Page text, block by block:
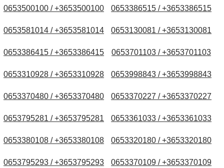
0653500100 / +3653500100 0653386515 / +3653386515
0653581014 / +3653581014 0653130081 / +3653130081
0653386415 / +3653386415 0653701103 / +3653701103
0653310928 / +3653310928 0653998843 / +3653998843
0653370480 / +3653370480 0653370227 / +3653370227
0653795281 / +3653795281 0653361033 / +3653361033
0653380108 / +3653380108 0653320180 / +3653320180
0653795293 / +3653795293 0653370109 / +3653370109